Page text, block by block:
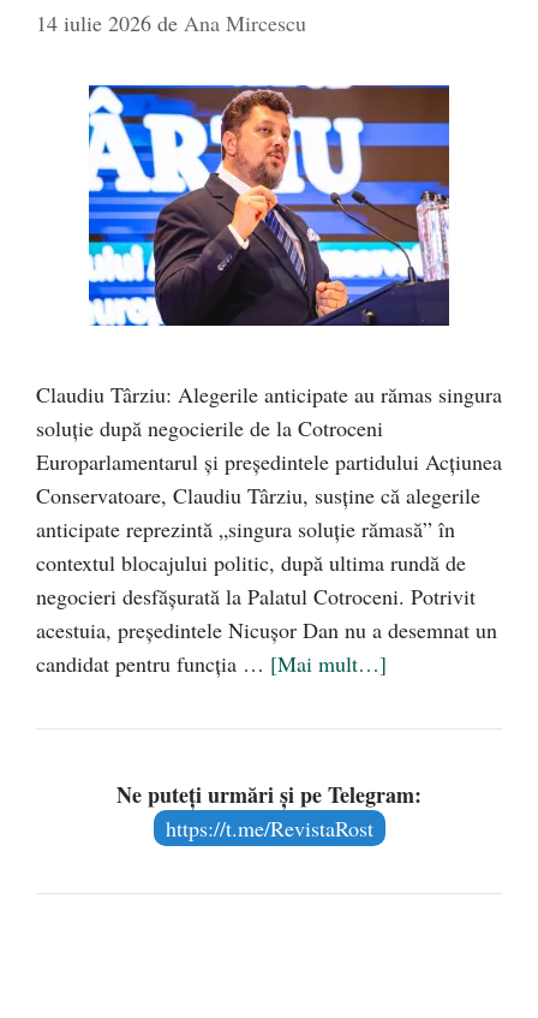
14 iulie 2026 de Ana Mircescu
Claudiu Târziu: Alegerile anticipate au rămas singura
soluție după negocierile de la Cotroceni
Europarlamentarul și președintele partidului Acțiunea
Conservatoare, Claudiu Târziu, susține că alegerile
anticipate reprezintă „singura soluție rămasă” în
contextul blocajului politic, după ultima rundă de
negocieri desfășurată la Palatul Cotroceni. Potrivit
acestuia, președintele Nicușor Dan nu a desemnat un
candidat pentru funcția … [Mai mult…]
Ne puteți urmări și pe Telegram:
https://t.me/RevistaRost